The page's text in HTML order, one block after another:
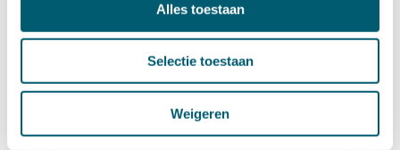
Alles toestaan
Selectie toestaan
Weigeren
Artikel 4:26
Artikel 4:27
Artikel 4:28